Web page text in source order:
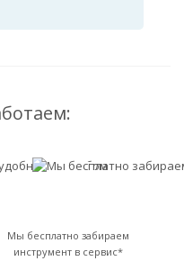
Мы бесплатно забираем
инструмент в сервис*